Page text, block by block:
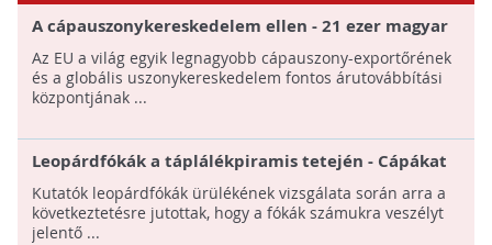
A cápauszonykereskedelem ellen - 21 ezer magyar
aláírás gyűlt össze
Az EU a világ egyik legnagyobb cápauszony-exportőrének
és a globális uszonykereskedelem fontos árutovábbítási
központjának ...
Leopárdfókák a táplálékpiramis tetején - Cápákat
is esznek!
Kutatók leopárdfókák ürülékének vizsgálata során arra a
következtetésre jutottak, hogy a fókák számukra veszélyt
jelentő ...